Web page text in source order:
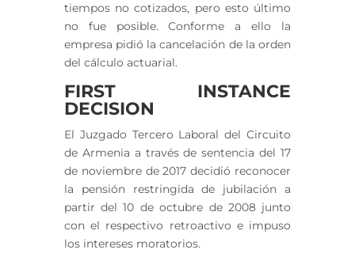
tiempos no cotizados, pero esto último
no fue posible. Conforme a ello la
empresa pidió la cancelación de la orden
del cálculo actuarial.
FIRST INSTANCE
DECISION
El Juzgado Tercero Laboral del Circuito
de Armenia a través de sentencia del 17
de noviembre de 2017 decidió reconocer
la pensión restringida de jubilación a
partir del 10 de octubre de 2008 junto
con el respectivo retroactivo e impuso
los intereses moratorios.